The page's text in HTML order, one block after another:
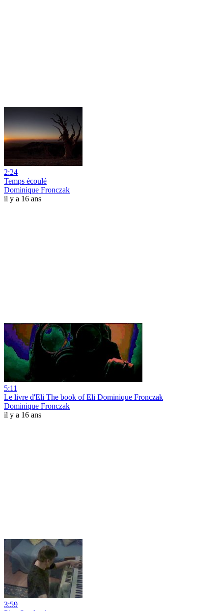
2:24
Temps écoulé
Dominique Fronczak
il y a 16 ans
5:11
Le livre d'Eli The book of Eli Dominique Fronczak
Dominique Fronczak
il y a 16 ans
3:59